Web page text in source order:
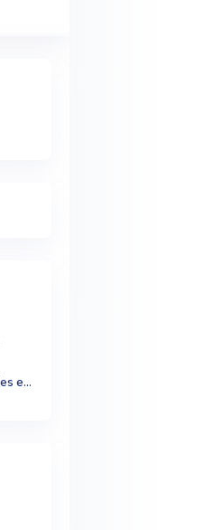
Matériel pour station de traitement des eaux